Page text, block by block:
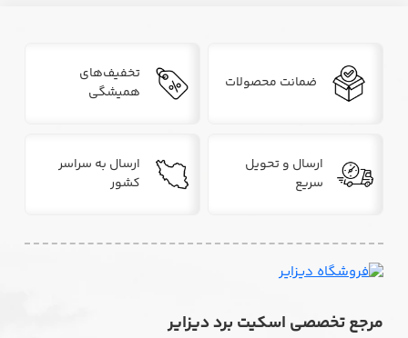
ضمانت محصولات
تخفیف‌های
همیشگی
ارسال و تحویل
سریع
ارسال به سراسر
کشور
مرجع تخصصی اسکیت برد دیزایر